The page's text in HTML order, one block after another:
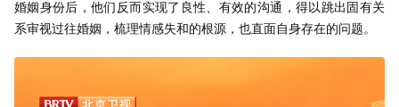
婚姻身份后，他们反而实现了良性、有效的沟通，得以跳出固有关
系审视过往婚姻，梳理情感失和的根源，也直面自身存在的问题。